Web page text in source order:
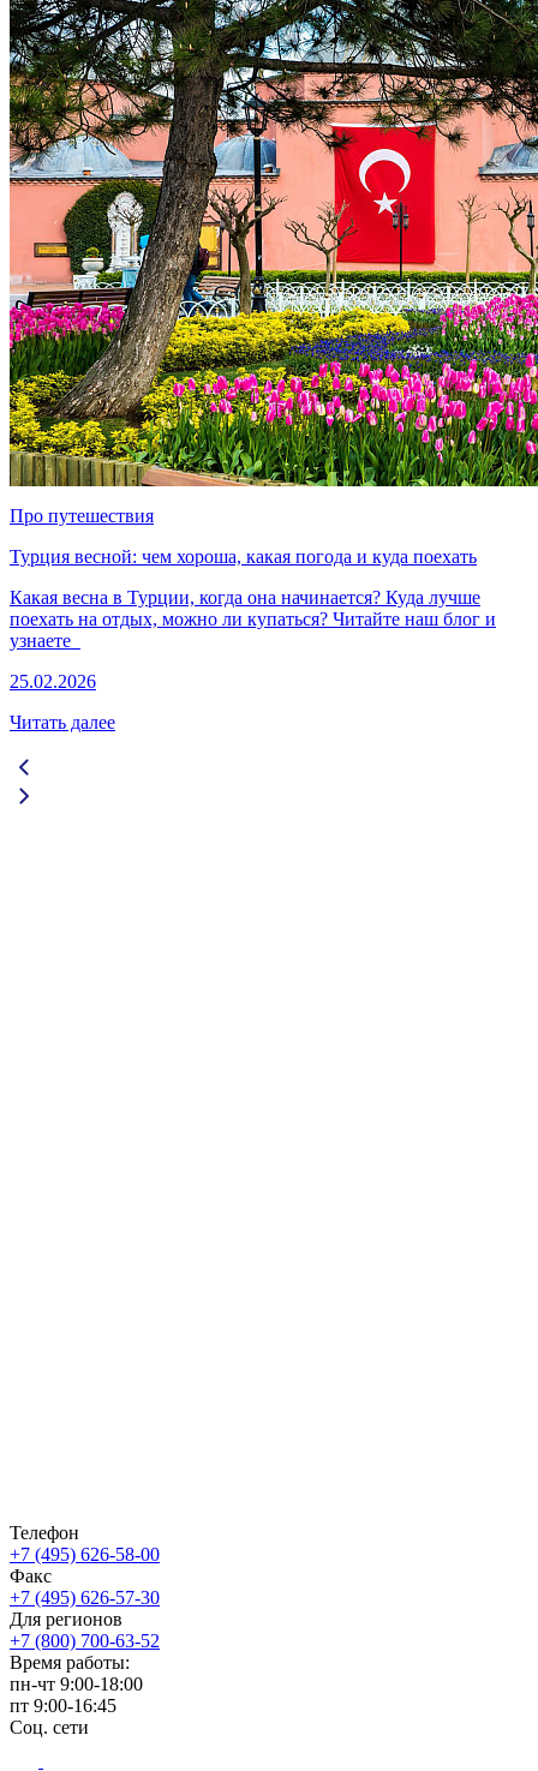
Про путешествия
Турция весной: чем хороша, какая погода и куда поехать
Какая весна в Турции, когда она начинается? Куда лучше
поехать на отдых, можно ли купаться? Читайте наш блог и
узнаете
25.02.2026
Читать далее
Телефон
+7 (495) 626-58-00
Факс
+7 (495) 626-57-30
Для регионов
+7 (800) 700-63-52
Время работы:
пн-чт 9:00-18:00
пт 9:00-16:45
Соц. сети